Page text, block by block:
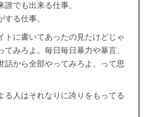
誰でも出来る仕事。
する仕事。
トに書いてあったの見たけどじゃ
てみろよ。毎日毎日暴力や暴言、
話から全部やってみろよ。って思
る人はそれなりに誇りをもってる